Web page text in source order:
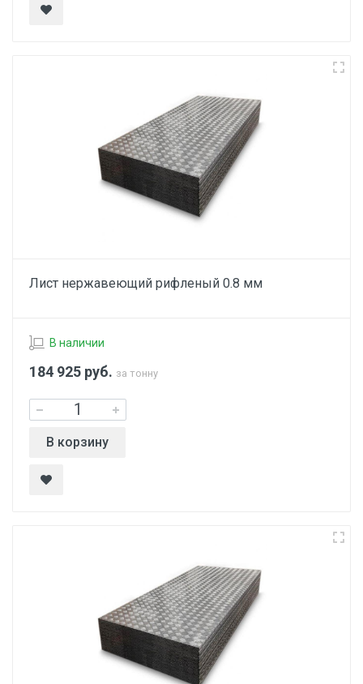
Лист нержавеющий рифленый 0.8 мм
В наличии
184 925 руб. за тонну
В корзину